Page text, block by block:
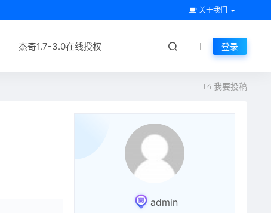
关于我们
杰奇1.7-3.0在线授权 登录
我要投稿
admin